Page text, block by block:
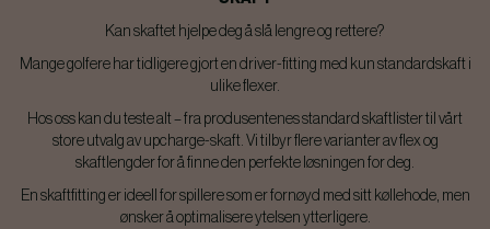
Kan skaftet hjelpe deg å slå lengre og rettere?
Mange golfere har tidligere gjort en driver-fitting med kun standardskaft i
ulike flexer.
Hos oss kan du teste alt – fra produsentenes standard skaftlister til vårt
store utvalg av upcharge-skaft. Vi tilbyr flere varianter av flex og
skaftlengder for å finne den perfekte løsningen for deg.
En skaftfitting er ideell for spillere som er fornøyd med sitt køllehode, men
ønsker å optimalisere ytelsen ytterligere.